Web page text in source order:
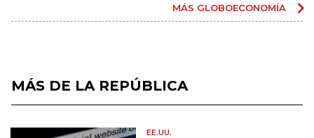
MÁS GLOBOECONOMÍA
MÁS DE LA REPÚBLICA
EE.UU.